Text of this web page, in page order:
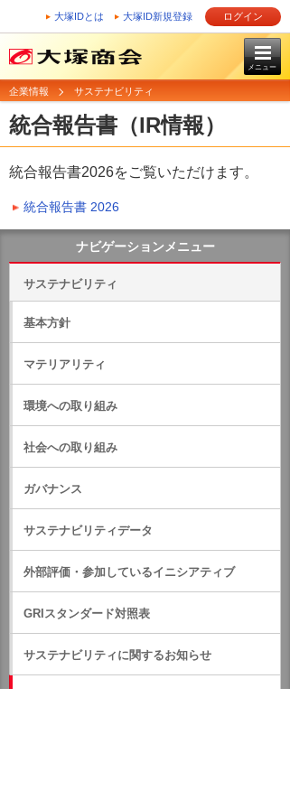
大塚IDとは 大塚ID新規登録 ログイン
メニュー
企業情報 サステナビリティ
統合報告書（IR情報）
統合報告書2026をご覧いただけます。
統合報告書 2026
ナビゲーションメニュー
サステナビリティ
基本方針
マテリアリティ
環境への取り組み
社会への取り組み
ガバナンス
サステナビリティデータ
外部評価・参加しているイニシアティブ
GRIスタンダード対照表
サステナビリティに関するお知らせ